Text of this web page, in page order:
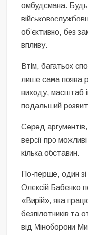
омбудсмана.
об’єктивно, без
впливу.
Втім, багатьох
лише сама поява
виходу, масштаб
подальший
Серед
версії про
кілька обставин.
По-перше, один зі
Олексій Бабенко
«Вирій», яка
безпілотників та
від Міноборони